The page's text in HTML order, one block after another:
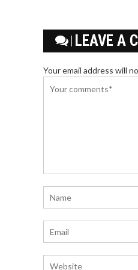
LEAVE A
Your email address will